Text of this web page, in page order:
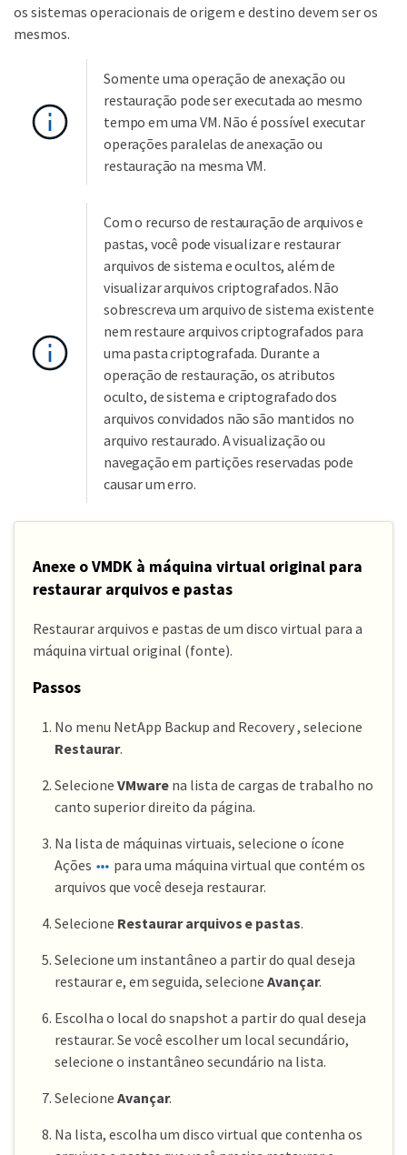
os sistemas operacionais de origem e destino devem ser os
mesmos.
Somente uma operação de anexação ou
restauração pode ser executada ao mesmo
tempo em uma VM. Não é possível executar
operações paralelas de anexação ou
restauração na mesma VM.
Com o recurso de restauração de arquivos e
pastas, você pode visualizar e restaurar
arquivos de sistema e ocultos, além de
visualizar arquivos criptografados. Não
sobrescreva um arquivo de sistema existente
nem restaure arquivos criptografados para
uma pasta criptografada. Durante a
operação de restauração, os atributos
oculto, de sistema e criptografado dos
arquivos convidados não são mantidos no
arquivo restaurado. A visualização ou
navegação em partições reservadas pode
causar um erro.
Anexe o VMDK à máquina virtual original para
restaurar arquivos e pastas
Restaurar arquivos e pastas de um disco virtual para a
máquina virtual original (fonte).
Passos
No menu NetApp Backup and Recovery , selecione
Restaurar.
Selecione VMwarena lista de cargas de trabalho no
canto superior direito da página.
Na lista de máquinas virtuais, selecione o ícone
Ações
para uma máquina virtual que contém os
arquivos que você deseja restaurar.
Selecione Restaurar arquivos e pastas.
Selecione um instantâneo a partir do qual deseja
restaurar e, em seguida, selecione Avançar.
Escolha o local do snapshot a partir do qual deseja
restaurar. Se você escolher um local secundário,
selecione o instantâneo secundário na lista.
Selecione Avançar.
Na lista, escolha um disco virtual que contenha os